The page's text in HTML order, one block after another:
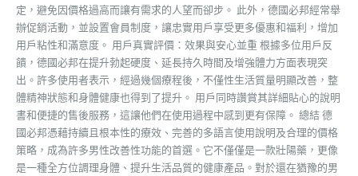
定，避免因價格過高而讓有需求的人望而卻步。 此外，德國必邦經常舉
辦促銷活動，並設置會員制度，讓忠實用戶享受更多優惠和福利，增加
用戶粘性和滿意度。 用戶真實評價：效果與安心並重 根據多位用戶反
饋，德國必邦在提升勃起硬度、延長持久時間及增強體力方面表現突
出。許多使用者表示，經過幾個療程後，不僅性生活質量明顯改善，整
體精神狀態和身體健康也得到了提升。 用戶同時讚賞其詳細貼心的說明
書和便捷的售後服務，這讓他們在使用過程中感到更有保障。 總結 德
國必邦憑藉持續且根本性的療效、完善的多語言使用說明及合理的價格
策略，成為許多男性改善性功能的首選。它不僅僅是一款壯陽藥，更像
是一種全方位調理身體、提升生活品質的健康產品。對於還在猶豫的男